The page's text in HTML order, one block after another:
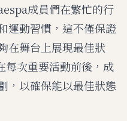
成員們在繁忙的行
運動習慣，這不僅保證
在舞台上展現最佳狀
每次重要活動前後，成
，以確保能以最佳狀態